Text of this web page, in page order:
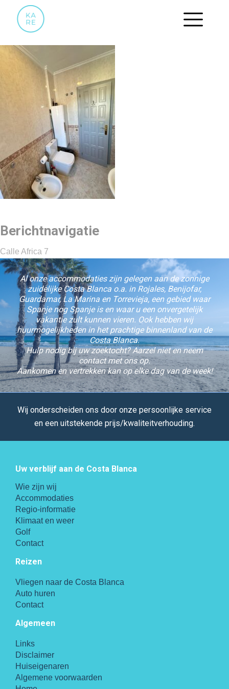
BADKAMER2
Berichtnavigatie
Calle Africa 7
Al onze accommodaties zijn gelegen aan de zonnige
zuidelijke Costa Blanca o.a. in Rojales, Benijofar,
Guardamar, La Marina en Torrevieja, een gebied waar
Spanje nog Spanje is en waar u een onvergetelijk
vakantie zult kunnen vieren. Ook hebben wij
huurmogelijkheden in het prachtige binnenland van de
Costa Blanca.
Hulp nodig bij uw zoektocht? Aarzel niet en neem
contact met ons op.
Aankomen en vertrekken kan op elke dag van de week!
Wij onderscheiden ons door onze persoonlijke service
en een uitstekende prijs/kwaliteitverhouding.
Uw verblijf aan de Costa Blanca
Wie zijn wij
Accommodaties
Regio-informatie
Klimaat en weer
Golf
Contact
Reizen
Vliegen naar de Costa Blanca
Auto huren
Contact
Algemeen
Links
Disclaimer
Huiseigenaren
Algemene voorwaarden